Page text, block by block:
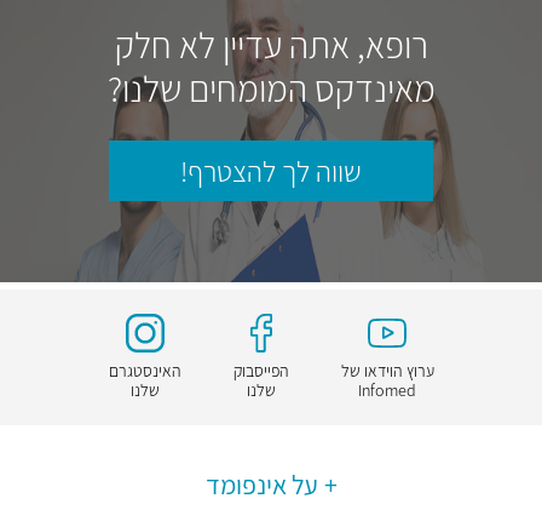
רופא, אתה עדיין לא חלק
מאינדקס המומחים שלנו?
שווה לך להצטרף!
ערוץ הוידאו של
Infomed
הפייסבוק
שלנו
האינסטגרם
שלנו
על אינפומד